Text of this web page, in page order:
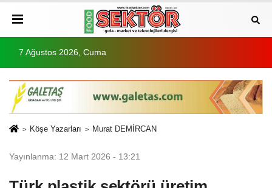
7 Ağustos 2026, Cuma
Köşe Yazarları Murat DEMİRCAN
Yayınlanma: 12 Mart 2026 - 13:21